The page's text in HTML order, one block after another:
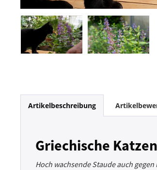
Artikelbeschreibung
Griechische
Hoch wachsende Staude auch gegen